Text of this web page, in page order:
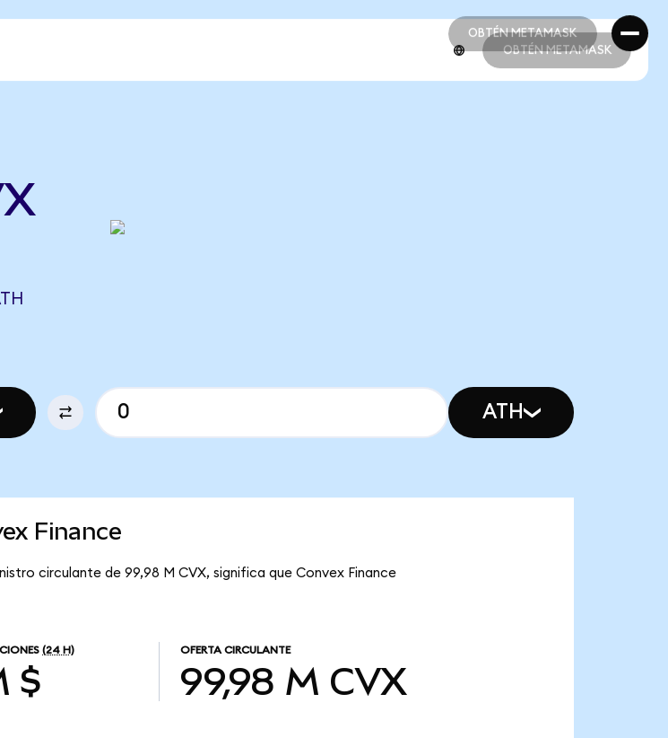
OBTÉN METAMASK
OBTÉN METAMASK
OBTÉN METAMASK
ATH
Finance
circulante de 99,98 M CVX, significa que Convex Finance
(24 H)
$
OFERTA CIRCULANTE
99,98 M CVX